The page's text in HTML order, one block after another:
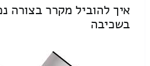
איך להוביל מקרר בצורה
בשכיבה